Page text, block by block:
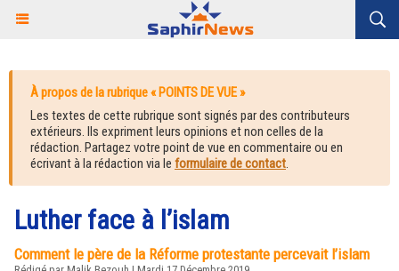
À propos de la rubrique « POINTS DE VUE »
Les textes de cette rubrique sont signés par des contributeurs
extérieurs. Ils expriment leurs opinions et non celles de la
rédaction. Partagez votre point de vue en commentaire ou en
écrivant à la rédaction via le formulaire de contact.
Luther face à l’islam
Comment le père de la Réforme protestante percevait l’islam